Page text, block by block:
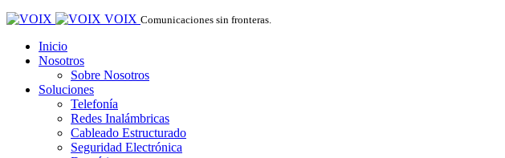
VOIX Comunicaciones sin fronteras.
Inicio
Nosotros
Sobre Nosotros
Soluciones
Telefonía
Redes Inalámbricas
Cableado Estructurado
Seguridad Electrónica